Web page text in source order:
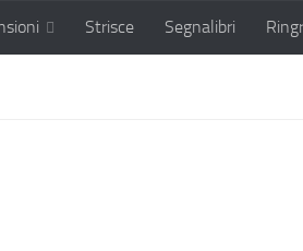
Strisce Segnalibri